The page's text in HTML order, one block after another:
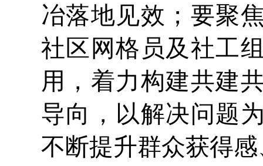
冶落地见效；要聚
社区网格员及社工
用，着力构建共建
导向，以解决问题
不断提升群众获得